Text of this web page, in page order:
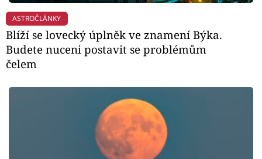
ASTROČLÁNKY
Blíží se lovecký úplněk ve znamení Býka.
Budete nuceni postavit se problémům
čelem